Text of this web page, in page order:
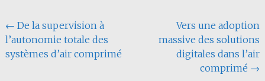
Navigation
de
l'article
← De la supervision à
l’autonomie totale des
systèmes d’air comprimé
Vers une adoption
massive des solutions
digitales dans l’air
comprimé →